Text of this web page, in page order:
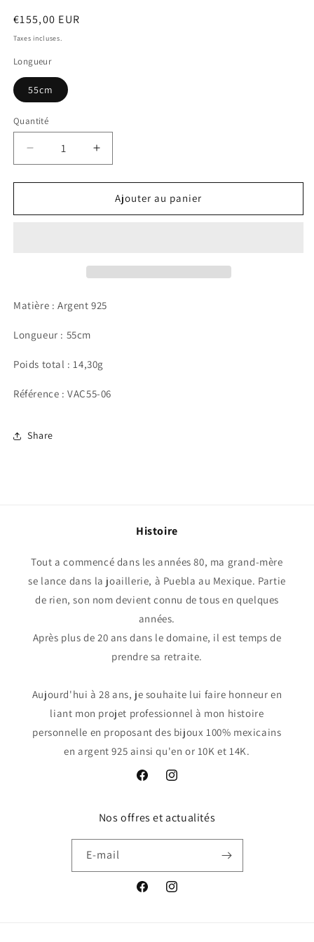
Prix
habituel
€155,00 EUR
Taxes incluses.
Longueur
55cm
Quantité
Réduire
la
quantité
Chaîne
Augmenter
la
quantité
Chaîne
Ajouter au panier
Matière : Argent 925
Longueur : 55cm
Poids total : 14,30g
Référence : VAC55-06
Share
Histoire
Tout a commencé dans les années 80, ma grand-mère
se lance dans la joaillerie, à Puebla au Mexique. Partie
de rien, son nom devient connu de tous en quelques
années.
Après plus de 20 ans dans le domaine, il est temps de
prendre sa retraite.
Aujourd'hui à 28 ans, je souhaite lui faire honneur en
liant mon projet professionnel à mon histoire
personnelle en proposant des bijoux 100% mexicains
en argent 925 ainsi qu'en or 10K et 14K.
FacebookInstagram
Nos offres et actualités
E-mail
FacebookInstagram